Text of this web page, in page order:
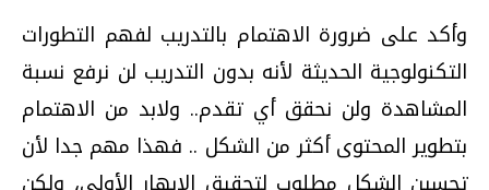
وأكد على ضرورة الاهتمام بالتدريب لفهم التطورات
التكنولوجية الحديثة لأنه بدون التدريب لن نرفع نسبة
المشاهدة ولن نحقق أي تقدم.. ولابد من الاهتمام
بتطوير المحتوى أكثر من الشكل .. فهذا مهم جدا لأن